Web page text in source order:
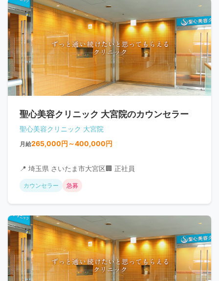
聖心美容クリニック 大宮院のカウンセラー
聖心美容クリニック 大宮院
月給265,000円～400,000円
📍 埼玉県 さいたま市大宮区🏢 正社員
カウンセラー 急募